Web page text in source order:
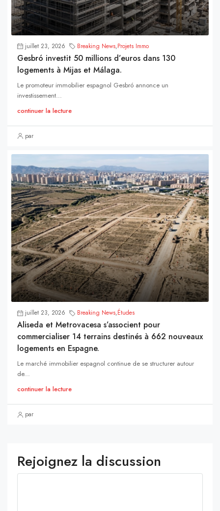
juillet 23, 2026 Breaking News,Projets Immo
Gesbró investit 50 millions d’euros dans 130
logements à Mijas et Málaga.
Le promoteur immobilier espagnol Gesbró annonce un
investissement...
continuer la lecture
par
juillet 23, 2026 Breaking News,Études
Aliseda et Metrovacesa s’associent pour
commercialiser 14 terrains destinés à 662 nouveaux
logements en Espagne.
Le marché immobilier espagnol continue de se structurer autour
de...
continuer la lecture
par
Rejoignez la discussion